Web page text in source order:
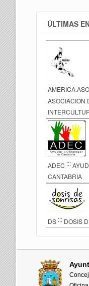
ÚLTIMAS
ASOCIACION
ADEC :::
CANTABRIA
DS ::: DOSIS